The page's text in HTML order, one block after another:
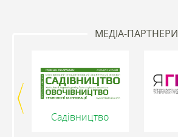
МЕДІА-ПАРТНЕРИ
Садівництво